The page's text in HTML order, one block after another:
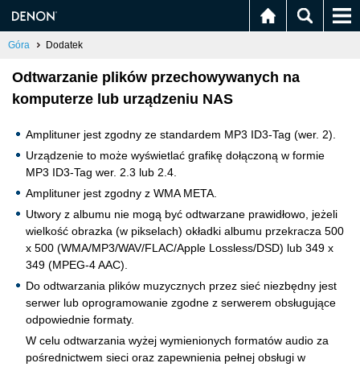
Góra Dodatek
Odtwarzanie plików przechowywanych na
komputerze lub urządzeniu NAS
Amplituner jest zgodny ze standardem MP3 ID3-Tag (wer. 2).
Urządzenie to może wyświetlać grafikę dołączoną w formie
MP3 ID3-Tag wer. 2.3 lub 2.4.
Amplituner jest zgodny z WMA META.
Utwory z albumu nie mogą być odtwarzane prawidłowo, jeżeli
wielkość obrazka (w pikselach) okładki albumu przekracza 500
x 500 (WMA/MP3/WAV/FLAC/Apple Lossless/DSD) lub 349 x
349 (MPEG-4 AAC).
Do odtwarzania plików muzycznych przez sieć niezbędny jest
serwer lub oprogramowanie zgodne z serwerem obsługujące
odpowiednie formaty.
W celu odtwarzania wyżej wymienionych formatów audio za
pośrednictwem sieci oraz zapewnienia pełnej obsługi w